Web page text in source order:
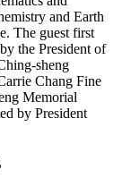
and Earth
The guest first
the President of
sheng
Chang Fine
Memorial
by President